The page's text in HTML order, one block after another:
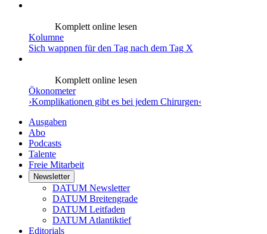
Komplett online lesen
Kolumne
Sich wappnen für den Tag nach dem Tag X
Komplett online lesen
Ökonometer
›Komplikationen gibt es bei jedem Chirurgen‹
Ausgaben
Abo
Podcasts
Talente
Freie Mitarbeit
Newsletter
DATUM Newsletter
DATUM Breitengrade
DATUM Leitfaden
DATUM Atlantiktief
Editorials